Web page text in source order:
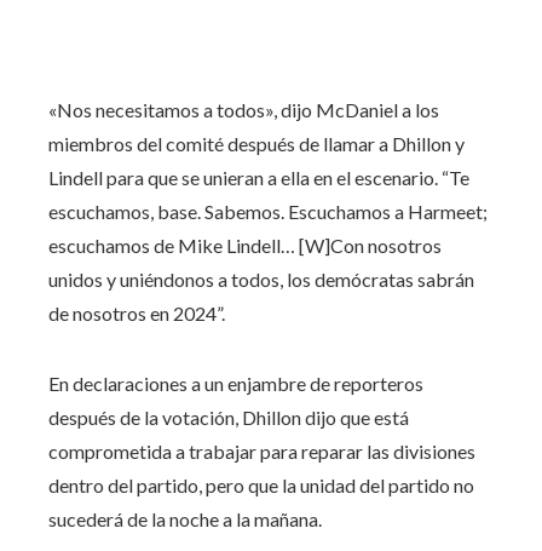
«Nos necesitamos a todos», dijo McDaniel a los
miembros del comité después de llamar a Dhillon y
Lindell para que se unieran a ella en el escenario. “Te
escuchamos, base. Sabemos. Escuchamos a Harmeet;
escuchamos de Mike Lindell… [W]Con nosotros
unidos y uniéndonos a todos, los demócratas sabrán
de nosotros en 2024”.
En declaraciones a un enjambre de reporteros
después de la votación, Dhillon dijo que está
comprometida a trabajar para reparar las divisiones
dentro del partido, pero que la unidad del partido no
sucederá de la noche a la mañana.